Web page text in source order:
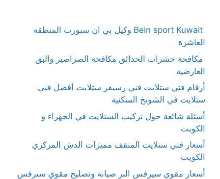
Bein sport Kuwait وكيل بي ان سبورت المنطقة
العاشرة
مكافحة حشرات الحدائق مكافحة الصراصير والبق
العارضية
أرقام فني ستلايت فني رسيفر ستلايت أفضل فني
ستلايت في الشويخ السكنية
أسئلة شائعة حول تركيب الستلايت في الجهراء و
الكويت
أسعار فني ستلايت المنقف مميزات الدش المركزي
الكويت
أسعار مقوي سيرفس البر صيانة وتصليح مقوي سيرفس